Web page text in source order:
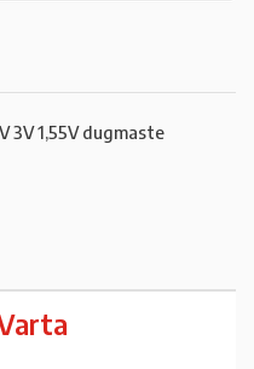
3V 1,55V dugmaste